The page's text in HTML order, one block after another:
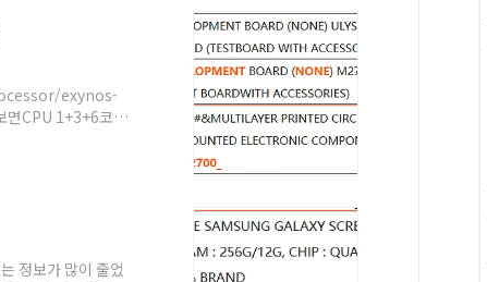
exynos-
면CPU 1+3+6코
들어간게 아닌가
정보가 많이 줄었